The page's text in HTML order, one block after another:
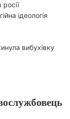
ідеологія
вибухівку